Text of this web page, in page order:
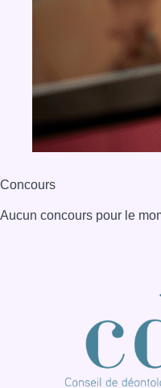
Concours
Aucun concours pour le